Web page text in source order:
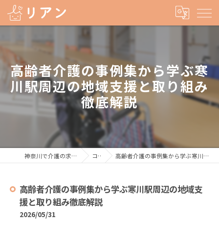
高齢者介護の事例集から学ぶ寒
川駅周辺の地域支援と取り組み
徹底解説
神奈川で介護の求人なら株式会社リアン コラム 高齢者介護の事例集から学ぶ寒川駅周辺の地域支援と取り組み徹底解説
高齢者介護の事例集から学ぶ寒川駅周辺の地域支
援と取り組み徹底解説
2026/05/31